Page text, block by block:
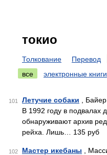
токио
Толкование Перевод
все
электронные книги
101 Летучие собаки ,
В 1992 году в подвалах
обнаруживают архив
рейха. Лишь… 135 руб
102 Мастер икебаны ,